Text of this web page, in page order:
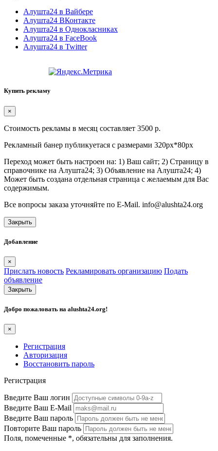
Алушта24 в Вайбере
Алушта24 ВКонтакте
Алушта24 в Однокласниках
Алушта24 в FaceBook
Алушта24 в Twitter
Купить рекламу
×
Стоимость рекламы в месяц составляет 3500 р.
Рекламный банер публикуетася с размерами 320px*80px
Переход может быть настроен на: 1) Ваш сайт; 2) Страницу в
справочнике на Алушта24; 3) Объявление на Алушта24; 4)
Может быть создана отдельная страница с желаемым для Вас
содержимым.
Все вопросы заказа уточняйте по E-Mail. info@alushta24.org
Закрыть
Добавление
×
Прислать новость Рекламировать организацию Подать
объявление
Закрыть
Добро пожаловать на alushta24.org!
×
Регистрация
Авторизация
Восстановить пароль
Регистрация
Введите Ваш логин
Введите Ваш E-Mail
Введите Ваш пароль
Повторите Ваш пароль
Поля, помеченные *, обязательны для заполнения.